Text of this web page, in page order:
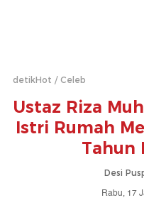
detikHot Celeb
Ustaz Riza
Istri Rumah
Tahun
Desi
Rabu, 17